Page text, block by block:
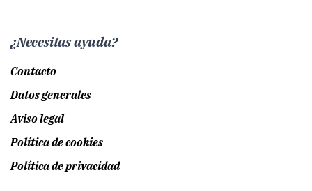
¿Necesitas ayuda?
Contacto
Datos generales
Aviso legal
Política de cookies
Política de privacidad